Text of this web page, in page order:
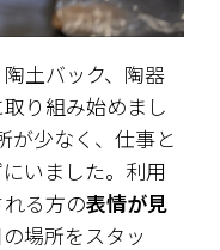
土バック、陶器
り組み始めまし
が少なく、仕事と
いました。利用
る方の表情が見
場所をスタッ